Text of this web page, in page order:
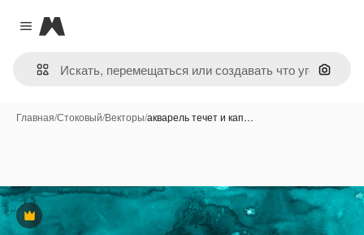
Close menu
Magnific
Поиск
Главная/Стоковый/Векторы/акварель течет и кап…
Премиум